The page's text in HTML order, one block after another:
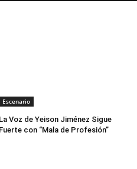
Escenario
La Voz de Yeison Jiménez Sigue
Fuerte con “Mala de Profesión”